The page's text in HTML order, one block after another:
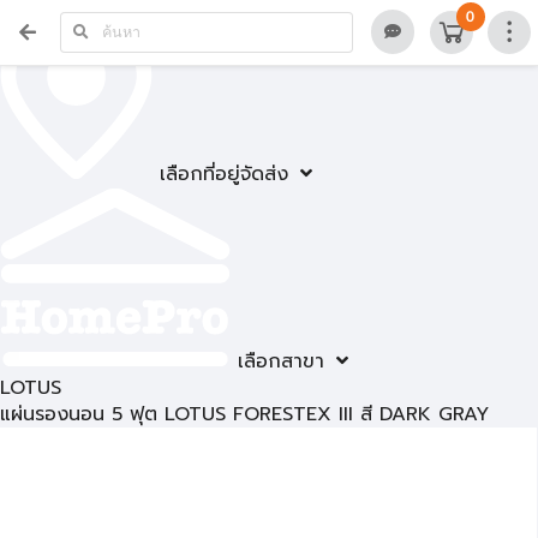
เลือกที่อยู่จัดส่ง
เลือกสาขา
0
LOTUS
แผ่นรองนอน 5 ฟุต LOTUS FORESTEX III สี DARK GRAY